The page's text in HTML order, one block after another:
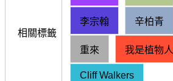
相關標籤
李宗翰 辛柏青
重來 我是植物人
Cliff Walkers